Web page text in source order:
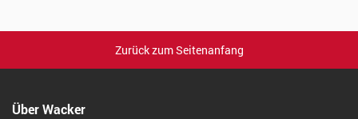
Zurück zum Seitenanfang
Über Wacker